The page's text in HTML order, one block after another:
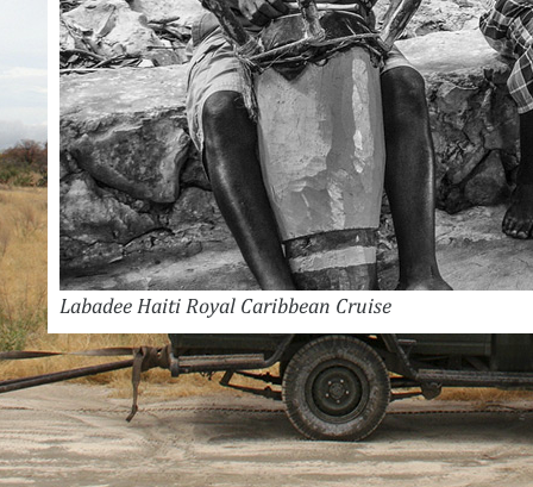
Labadee Haiti Royal Caribbean Cruise